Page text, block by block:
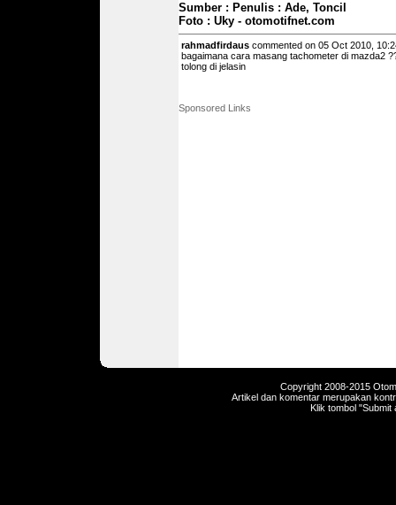
Sumber : Penulis : Ade, Toncil
Foto : Uky - otomotifnet.com
rahmadfirdaus commented on 05 Oct 2010,
bagaimana cara masang tachometer di mazda2
tolong di jelasin
Sponsored Links
Copyright 2008-2015
Artikel dan komentar merupakan
Klik tombol